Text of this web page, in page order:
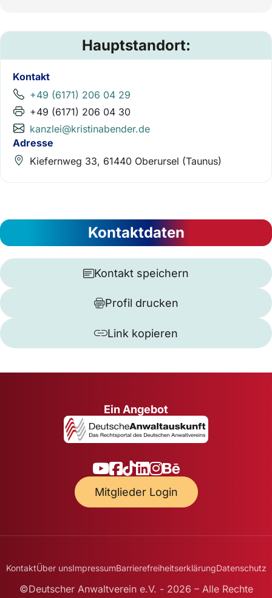
Hauptstandort:
Kontakt
+49 (6171) 206 04 29
+49 (6171) 206 04 30
kanzlei@kristinabender.de
Adresse
Kiefernweg 33, 61440 Oberursel (Taunus)
Kontaktdaten
Kontakt speichern
Profil drucken
Link kopieren
Ein Angebot
Mitglieder Login
KontaktÜber unsImpressumBarrierefreiheitserklärungDatenschutz
©Deutscher Anwaltverein e.V. - 2026 – Alle Rechte